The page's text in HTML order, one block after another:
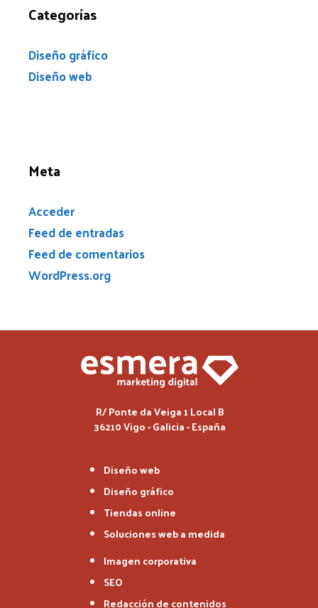
Categorías
Diseño gráfico
Diseño web
Meta
Acceder
Feed de entradas
Feed de comentarios
WordPress.org
R/ Ponte da Veiga 1 Local B
36210 Vigo - Galicia - España
Diseño web
Diseño gráfico
Tiendas online
Soluciones web a medida
Imagen corporativa
SEO
Redacción de contenidos